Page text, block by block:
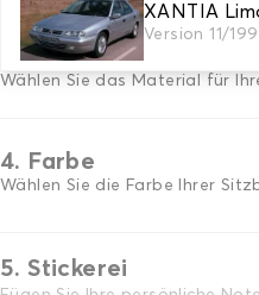
XANTIA
Version 11/
3. Material
Wählen Sie das Material für
4. Farbe
Wählen Sie die Farbe Ihrer
5. Stickerei